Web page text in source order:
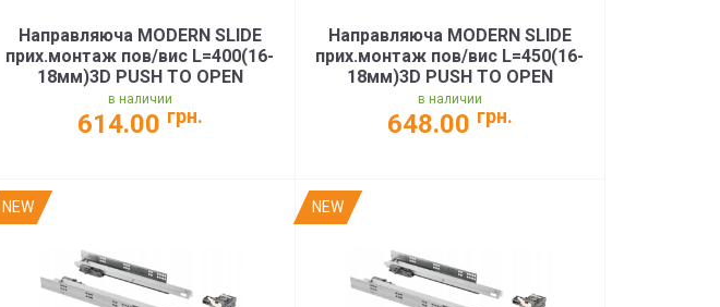
Направляюча MODERN SLIDE
прих.монтаж пов/вис L=400(16-
18мм)3D PUSH TO OPEN
35кг(PB-3D0FPO18-400-PRO)
в наличии
614.00 грн.
Направляюча MODERN SLIDE
прих.монтаж пов/вис L=450(16-
18мм)3D PUSH TO OPEN
35кг(PB-3D0FPO18-450-PRO)
в наличии
648.00 грн.
NEW NEW